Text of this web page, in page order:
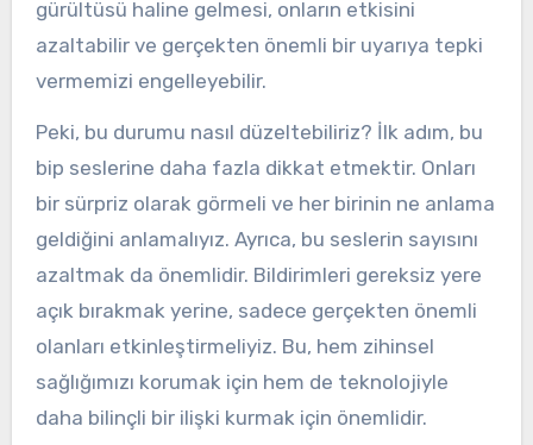
gürültüsü haline gelmesi, onların etkisini
azaltabilir ve gerçekten önemli bir uyarıya tepki
vermemizi engelleyebilir.
Peki, bu durumu nasıl düzeltebiliriz? İlk adım, bu
bip seslerine daha fazla dikkat etmektir. Onları
bir sürpriz olarak görmeli ve her birinin ne anlama
geldiğini anlamalıyız. Ayrıca, bu seslerin sayısını
azaltmak da önemlidir. Bildirimleri gereksiz yere
açık bırakmak yerine, sadece gerçekten önemli
olanları etkinleştirmeliyiz. Bu, hem zihinsel
sağlığımızı korumak için hem de teknolojiyle
daha bilinçli bir ilişki kurmak için önemlidir.